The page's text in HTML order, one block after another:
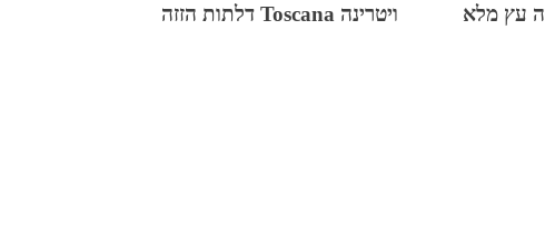
ויטרינה Toscana דלתות הזזה